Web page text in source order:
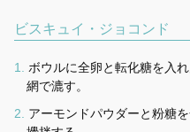
ビスキュイ・ジョコンド
ボウルに全卵と転化糖を入
網で漉す。
アーモンドパウダーと粉糖